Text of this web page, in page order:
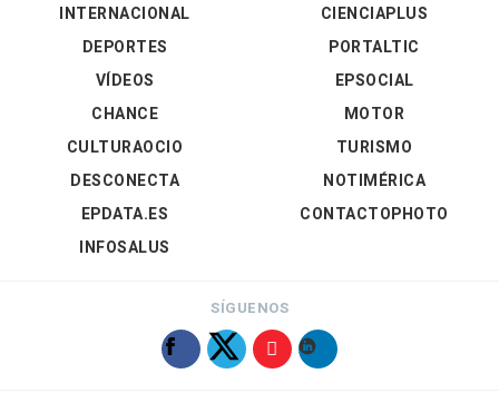
INTERNACIONAL
DEPORTES
VÍDEOS
CIENCIAPLUS
PORTALTIC
EPSOCIAL
CHANCE
CULTURAOCIO
DESCONECTA
EPDATA.ES
INFOSALUS
MOTOR
TURISMO
NOTIMÉRICA
CONTACTOPHOTO
SÍGUENOS